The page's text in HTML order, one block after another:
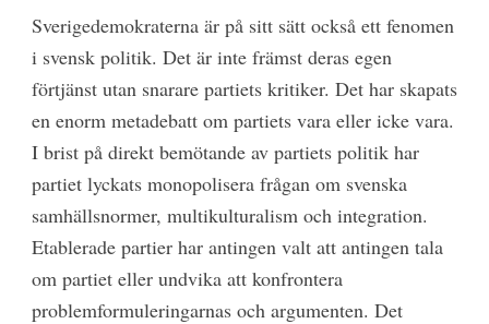
Sverigedemokraterna är på sitt sätt också ett fenomen
i svensk politik. Det är inte främst deras egen
förtjänst utan snarare partiets kritiker. Det har skapats
en enorm metadebatt om partiets vara eller icke vara.
I brist på direkt bemötande av partiets politik har
partiet lyckats monopolisera frågan om svenska
samhällsnormer, multikulturalism och integration.
Etablerade partier har antingen valt att antingen tala
om partiet eller undvika att konfrontera
problemformuleringarnas och argumenten. Det